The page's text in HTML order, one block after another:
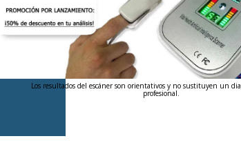
Los resultados del escáner son orientativos y no sustituyen un
profesional.